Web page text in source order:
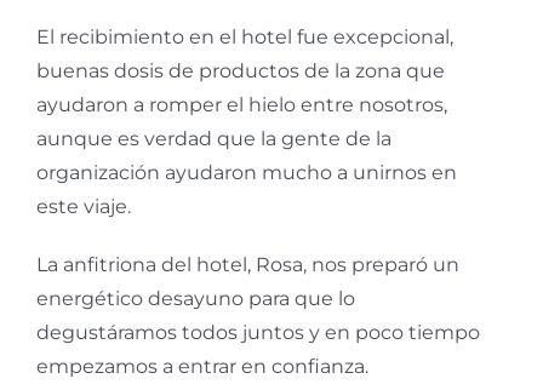
El recibimiento en el hotel fue excepcional,
buenas dosis de productos de la zona que
ayudaron a romper el hielo entre nosotros,
aunque es verdad que la gente de la
organización ayudaron mucho a unirnos en
este viaje.
La anfitriona del hotel, Rosa, nos preparó un
energético desayuno para que lo
degustáramos todos juntos y en poco tiempo
empezamos a entrar en confianza.